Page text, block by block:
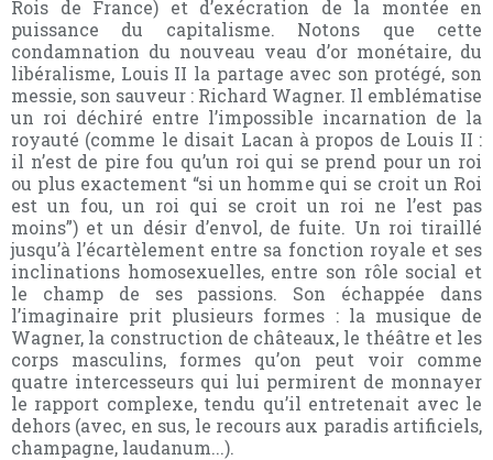
Rois de France) et d’exécration de la montée en
puissance du capitalisme. Notons que cette
condamnation du nouveau veau d’or monétaire, du
libéralisme, Louis II la partage avec son protégé, son
messie, son sauveur : Richard Wagner. Il emblématise
un roi déchiré entre l’impossible incarnation de la
royauté (comme le disait Lacan à propos de Louis II :
il n’est de pire fou qu’un roi qui se prend pour un roi
ou plus exactement “si un homme qui se croit un Roi
est un fou, un roi qui se croit un roi ne l’est pas
moins”) et un désir d’envol, de fuite. Un roi tiraillé
jusqu’à l’écartèlement entre sa fonction royale et ses
inclinations homosexuelles, entre son rôle social et
le champ de ses passions. Son échappée dans
l’imaginaire prit plusieurs formes : la musique de
Wagner, la construction de châteaux, le théâtre et les
corps masculins, formes qu’on peut voir comme
quatre intercesseurs qui lui permirent de monnayer
le rapport complexe, tendu qu’il entretenait avec le
dehors (avec, en sus, le recours aux paradis artificiels,
champagne, laudanum...).